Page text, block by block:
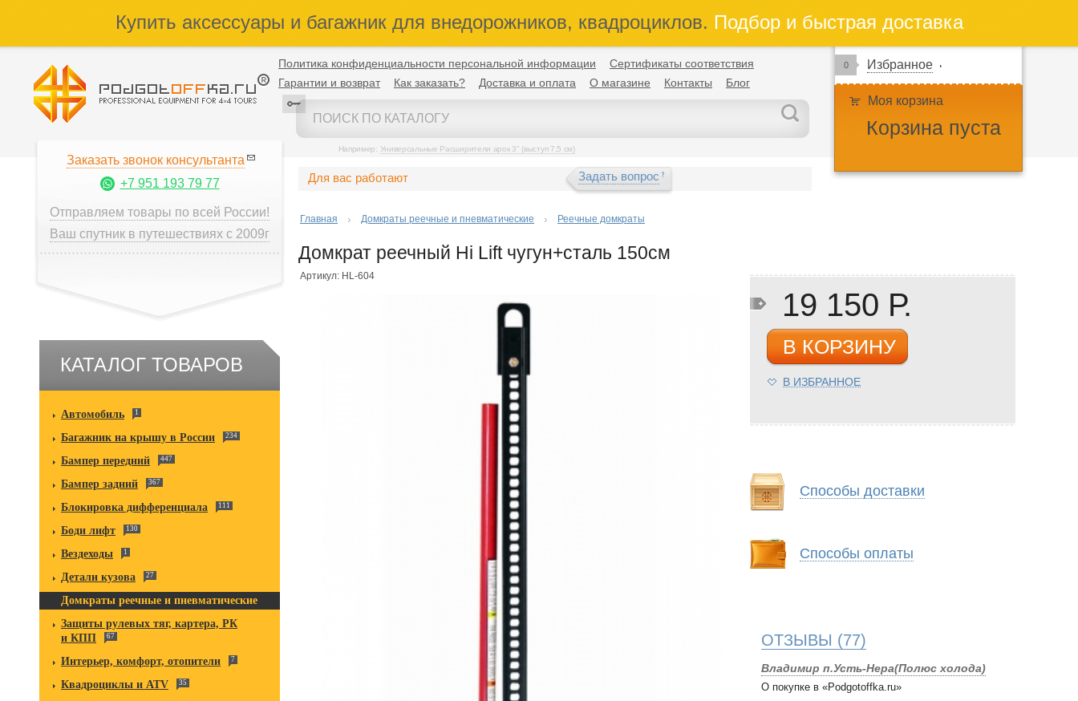
Купить аксессуары и багажник для внедорожников, квадроциклов.Подбор и быстрая доставка
Политика конфиденциальности персональной информации
Сертификаты соответствия
Гарантии и возврат
Как заказать? Доставка и оплата О магазине Контакты Блог
Например: Универсальные Расширители арок 3" (выступ 7,5 см)
0 Избранное
Моя корзина
Корзина пуста
Заказать звонок консультанта
+7 951 193 79 77
Отправляем товары по всей России!
Ваш спутник в путешествиях с 2009г
КАТАЛОГ ТОВАРОВ
Автомобиль 1
Багажник на крышу в России 234
Бампер передний 447
Бампер задний 367
Блокировка дифференциала 111
Боди лифт 130
Вездеходы 1
Детали кузова 27
Домкраты реечные и пневматические
Защиты рулевых тяг, картера, РК
и КПП
67
Интерьер, комфорт, отопители 7
Квадроциклы и ATV 35
Для вас работают Задать вопрос
Главная Домкраты реечные и пневматические Реечные домкраты
Домкрат реечный Hi Lift чугун+сталь 150см
Артикул: HL-604
19 150 Р.
В КОРЗИНУ
В ИЗБРАННОЕ
Способы доставки
Способы оплаты
ОТЗЫВЫ (77)
Владимир п.Усть-Нера(Полюс холода)
О покупке в «Podgotoffka.ru»